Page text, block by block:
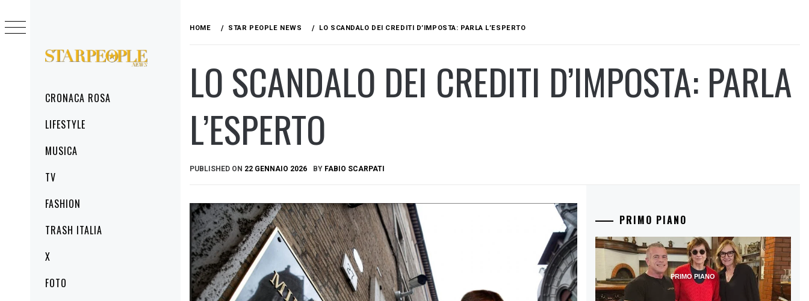
STARPEOPLENEWS
MenuCRONACA ROSA
LIFESTYLE
MUSICA
TV
FASHION
TRASH ITALIA
X
FOTO
to
content
HOME STAR PEOPLE NEWS LO SCANDALO DEI CREDITI D’IMPOSTA: PARLA L’ESPERTO
LO SCANDALO DEI CREDITI D’IMPOSTA: PARLA
L’ESPERTO
PUBLISHED ON 22 GENNAIO 2026 BY FABIO SCARPATI
PRIMO PIANO
PRIMO PIANO